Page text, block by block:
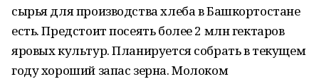
сырья для производства хлеба в Башкортостане
есть. Предстоит посеять более 2 млн гектаров
яровых культур. Планируется собрать в текущем
году хороший запас зерна. Молоком